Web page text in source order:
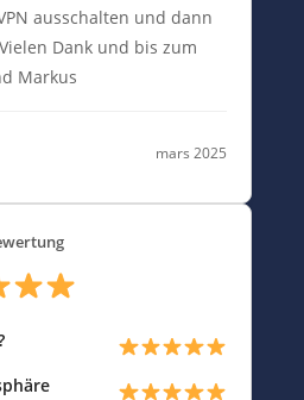
ausschalten und dann
Dank und bis zum
Markus
mars 2025